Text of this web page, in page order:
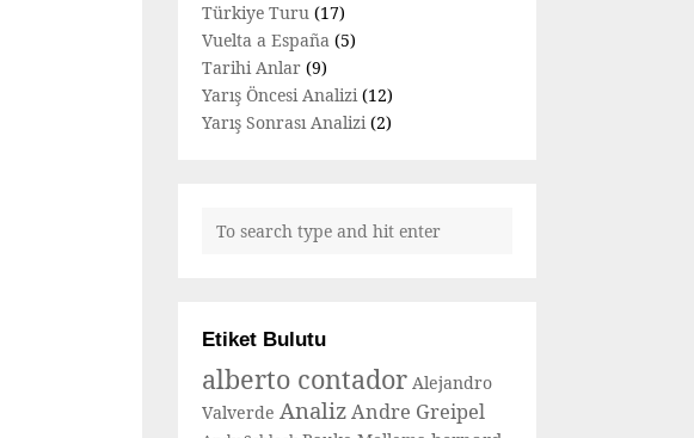
Türkiye Turu (17)
Vuelta a España (5)
Tarihi Anlar (9)
Yarış Öncesi Analizi(12)
Yarış Sonrası Analizi(2)
Etiket Bulutu
alberto contador Alejandro
Valverde AnalizAndre Greipel